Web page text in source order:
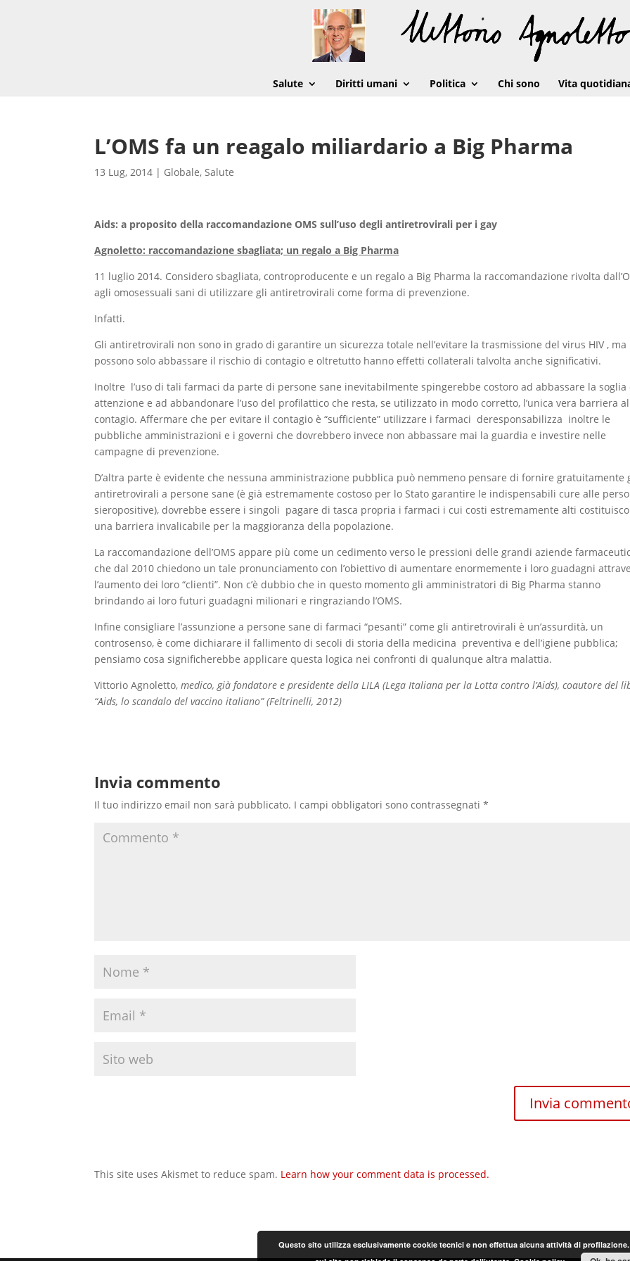
Salute Diritti umani Politica Chi sono Vita
L’OMS fa un reagalo miliardario a Big Pharma
13 Lug, 2014 | Globale,Salute
Aids: a proposito della raccomandazione OMS sull’uso degli antiretrovirali per i gay
Agnoletto: raccomandazione sbagliata; un regalo a Big Pharma
11 luglio 2014. Considero sbagliata, controproducente e un regalo a Big Pharma la raccomandazione rivolta
agli omosessuali sani di utilizzare gli antiretrovirali come forma di prevenzione.
Infatti.
Gli antiretrovirali non sono in grado di garantire un sicurezza totale nell’evitare la trasmissione del virus HIV , ma
possono solo abbassare il rischio di contagio e oltretutto hanno effetti collaterali talvolta anche significativi.
Inoltre l’uso di tali farmaci da parte di persone sane inevitabilmente spingerebbe costoro ad abbassare la soglia
attenzione e ad abbandonare l’uso del profilattico che resta, se utilizzato in modo corretto, l’unica vera barriera al
contagio. Affermare che per evitare il contagio è “sufficiente” utilizzare i farmaci deresponsabilizza inoltre le
pubbliche amministrazioni e i governi che dovrebbero invece non abbassare mai la guardia e investire nelle
campagne di prevenzione.
D’altra parte è evidente che nessuna amministrazione pubblica può nemmeno pensare di fornire gratuitamente
antiretrovirali a persone sane (è già estremamente costoso per lo Stato garantire le indispensabili cure alle
sieropositive), dovrebbe essere i singoli pagare di tasca propria i farmaci i cui costi estremamente alti
una barriera invalicabile per la maggioranza della popolazione.
La raccomandazione dell’OMS appare più come un cedimento verso le pressioni delle grandi aziende
che dal 2010 chiedono un tale pronunciamento con l’obiettivo di aumentare enormemente i loro guadagni
l’aumento dei loro “clienti”. Non c’è dubbio che in questo momento gli amministratori di Big Pharma stanno
brindando ai loro futuri guadagni milionari e ringraziando l’OMS.
Infine consigliare l’assunzione a persone sane di farmaci “pesanti” come gli antiretrovirali è un’assurdità, un
controsenso, è come dichiarare il fallimento di secoli di storia della medicina preventiva e dell’igiene pubblica;
pensiamo cosa significherebbe applicare questa logica nei confronti di qualunque altra malattia.
Vittorio Agnoletto,medico, già fondatore e presidente della LILA (Lega Italiana per la Lotta contro l’Aids), coautore del
“Aids, lo scandalo del vaccino italiano” (Feltrinelli, 2012)
Invia commento
Il tuo indirizzo email non sarà pubblicato. I campi obbligatori sono contrassegnati*
This site uses Akismet to reduce spam. Learn how your comment data is processed.
Questo sito utilizza esclusivamente cookie tecnici e non effettua alcuna attività di